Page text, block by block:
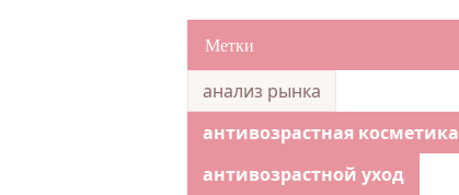
Метки
анализ рынка
антивозрастная косметика
антивозрастной уход